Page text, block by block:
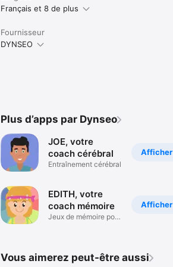
Français et 8 de plus
Fournisseur
DYNSEO
Plus d’apps par Dynseo
Afficher
JOE, votre
coach cérébral
Entraînement cérébral
Afficher
EDITH, votre
coach mémoire
Jeux de mémoire pour
Vous aimerez peut-être aussi